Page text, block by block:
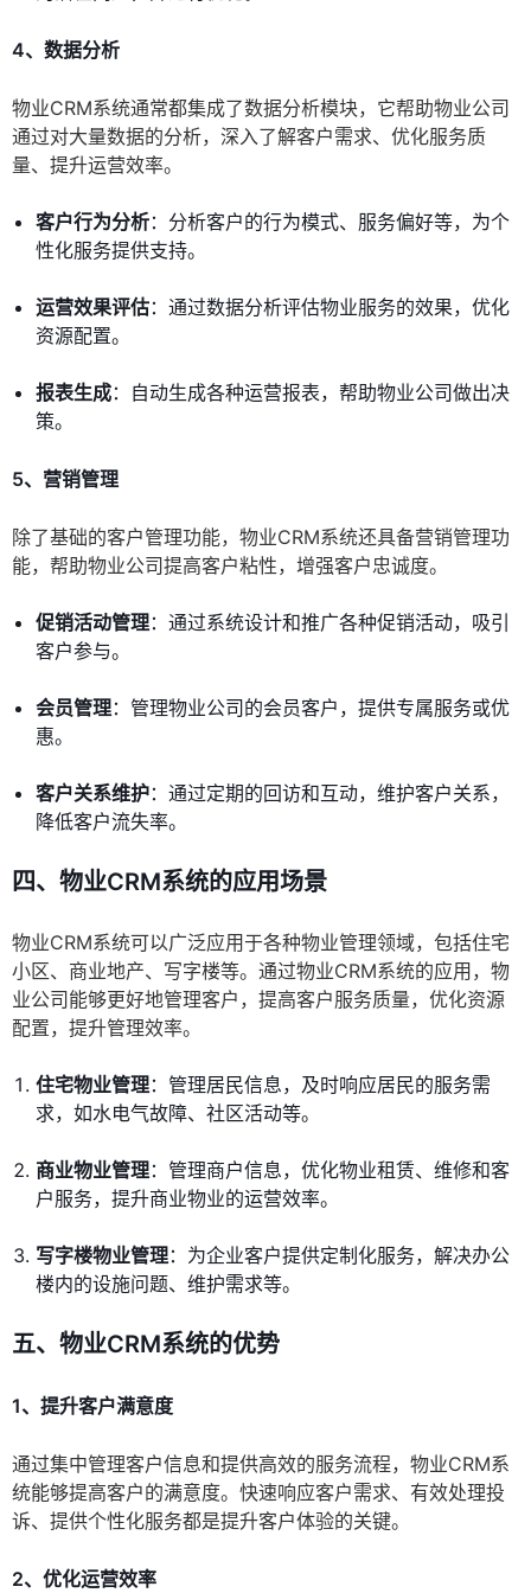
4、数据分析
物业CRM系统通常都集成了数据分析模块，它帮助物业公司
通过对大量数据的分析，深入了解客户需求、优化服务质
量、提升运营效率。
客户行为分析：分析客户的行为模式、服务偏好等，为个
性化服务提供支持。
运营效果评估：通过数据分析评估物业服务的效果，优化
资源配置。
报表生成：自动生成各种运营报表，帮助物业公司做出决
策。
5、营销管理
除了基础的客户管理功能，物业CRM系统还具备营销管理功
能，帮助物业公司提高客户粘性，增强客户忠诚度。
促销活动管理：通过系统设计和推广各种促销活动，吸引
客户参与。
会员管理：管理物业公司的会员客户，提供专属服务或优
惠。
客户关系维护：通过定期的回访和互动，维护客户关系，
降低客户流失率。
四、物业CRM系统的应用场景
物业CRM系统可以广泛应用于各种物业管理领域，包括住宅
小区、商业地产、写字楼等。通过物业CRM系统的应用，物
业公司能够更好地管理客户，提高客户服务质量，优化资源
配置，提升管理效率。
住宅物业管理：管理居民信息，及时响应居民的服务需
求，如水电气故障、社区活动等。
商业物业管理：管理商户信息，优化物业租赁、维修和客
户服务，提升商业物业的运营效率。
写字楼物业管理：为企业客户提供定制化服务，解决办公
楼内的设施问题、维护需求等。
五、物业CRM系统的优势
1、提升客户满意度
通过集中管理客户信息和提供高效的服务流程，物业CRM系
统能够提高客户的满意度。快速响应客户需求、有效处理投
诉、提供个性化服务都是提升客户体验的关键。
2、优化运营效率